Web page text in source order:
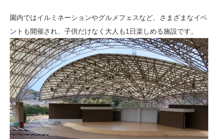
園内ではイルミネーションやグルメフェスなど、さまざまなイベ
ントも開催され、子供だけなく大人も1日楽しめる施設です。